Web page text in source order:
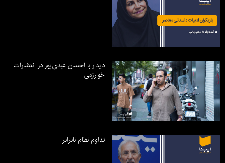
دیدار با احسان عبدی‌پور در انتشارات
خوارزمی
تداوم نظام نابرابر